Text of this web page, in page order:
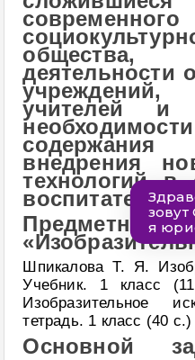
современного
деятельности
учителей и
содержания
внедрения
технологий в
Шпикалова Т. Я.
Учебник. 1 класс
Изобразительное
тетрадь. 1 класс (40 с.)
Основной